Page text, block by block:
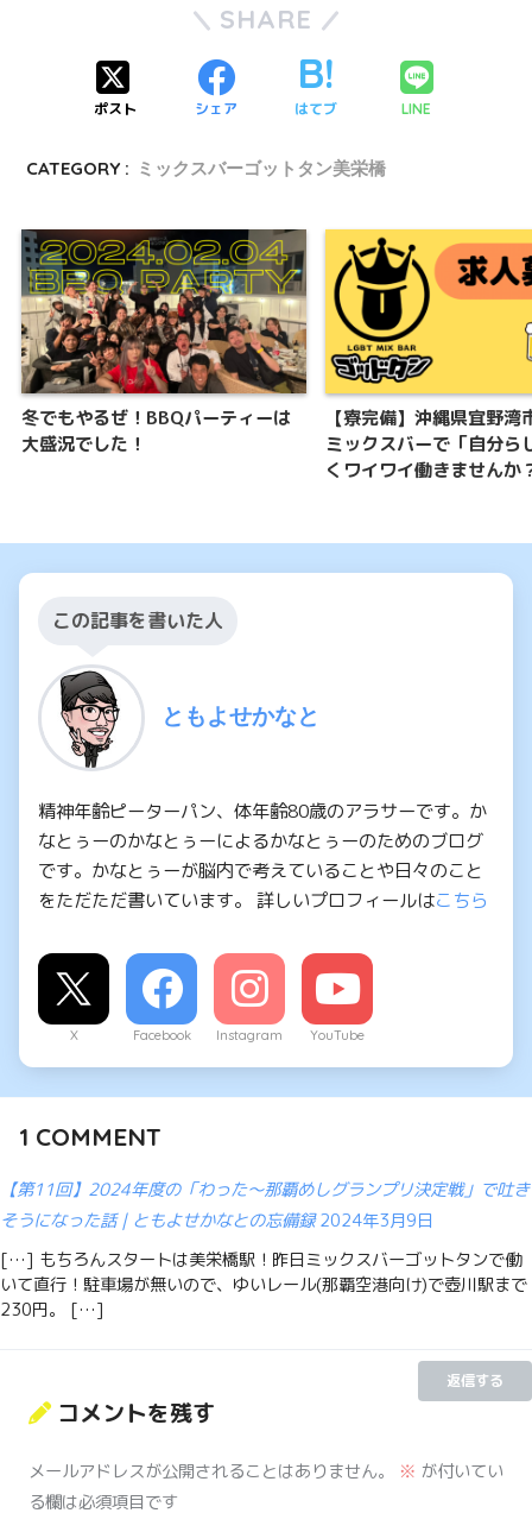
SHARE
ポスト シェア はてブ LINE
CATEGORY : ミックスバーゴットタン美栄橋
冬でもやるぜ！BBQパーティーは
大盛況でした！
【寮完備】沖縄県宜野湾
ミックスバーで「自分ら
くワイワイ働きませんか
この記事を書いた人
ともよせかなと
精神年齢ピーターパン、体年齢80歳のアラサーです。か
なとぅーのかなとぅーによるかなとぅーのためのブログ
です。かなとぅーが脳内で考えていることや日々のこと
をただただ書いています。 詳しいプロフィールはこちら
X Facebook Instagram YouTube
1 COMMENT
【第11回】2024年度の「わった〜那覇めしグランプリ決定戦」で吐き
そうになった話 | ともよせかなとの忘備録 2024年3月9日
[…] もちろんスタートは美栄橋駅！昨日ミックスバーゴットタンで働
いて直行！駐車場が無いので、ゆいレール(那覇空港向け)で壺川駅まで
230円。 […]
返信する
コメントを残す
メールアドレスが公開されることはありません。 ※ が付いてい
る欄は必須項目です